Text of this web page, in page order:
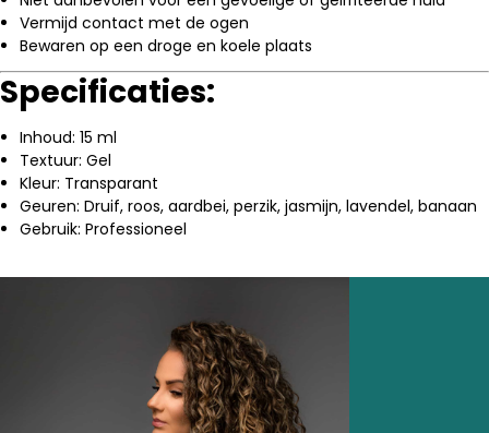
Vermijd contact met de ogen
Bewaren op een droge en koele plaats
Specificaties:
Inhoud: 15 ml
Textuur: Gel
Kleur: Transparant
Geuren: Druif, roos, aardbei, perzik, jasmijn, lavendel, banaan
Gebruik: Professioneel